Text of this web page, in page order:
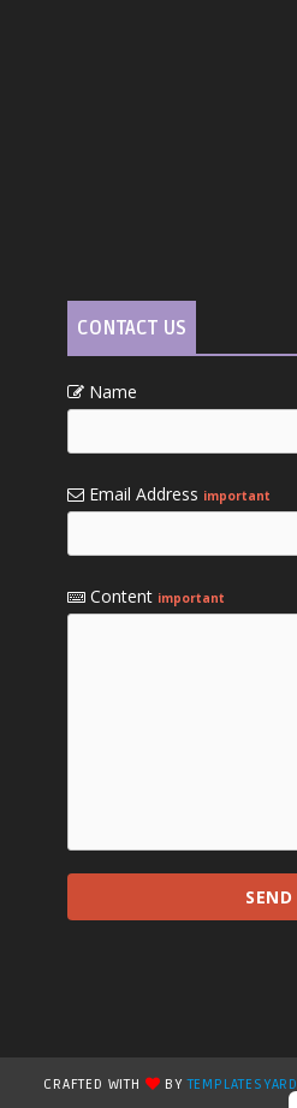
CONTACT US
Name
Email Address important
Content important
CRAFTED WITH BYTEMPLATESYARD